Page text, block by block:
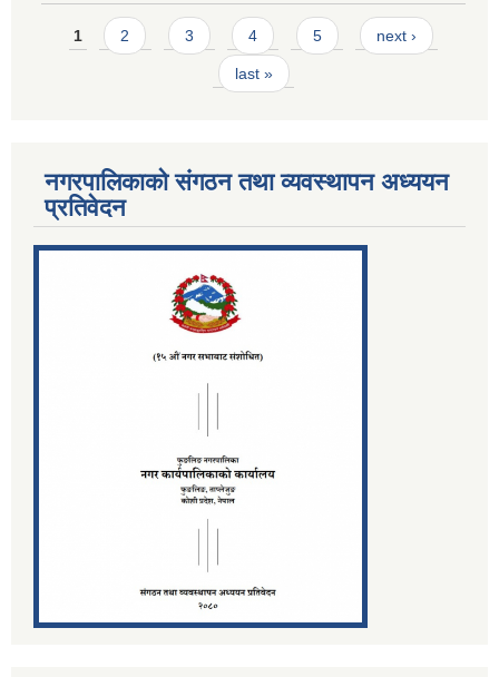
Pages
1 2 3 4 5 next ›
last »
नगरपालिकाको संगठन तथा व्यवस्थापन अध्ययन
प्रतिवेदन